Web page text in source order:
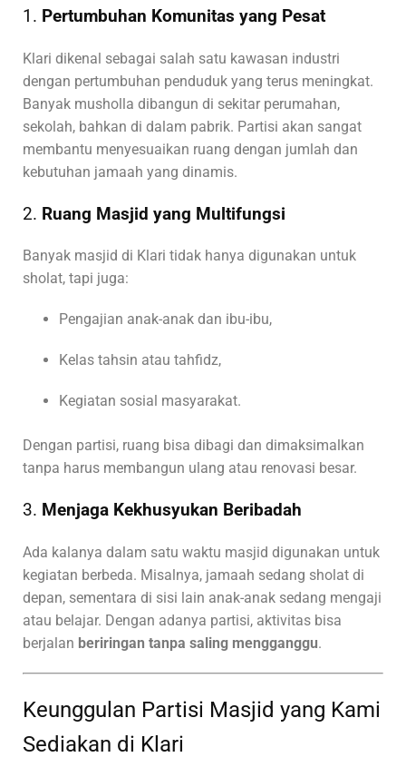
1. Pertumbuhan Komunitas yang Pesat
Klari dikenal sebagai salah satu kawasan industri
dengan pertumbuhan penduduk yang terus meningkat.
Banyak musholla dibangun di sekitar perumahan,
sekolah, bahkan di dalam pabrik. Partisi akan sangat
membantu menyesuaikan ruang dengan jumlah dan
kebutuhan jamaah yang dinamis.
2. Ruang Masjid yang Multifungsi
Banyak masjid di Klari tidak hanya digunakan untuk
sholat, tapi juga:
Pengajian anak-anak dan ibu-ibu,
Kelas tahsin atau tahfidz,
Kegiatan sosial masyarakat.
Dengan partisi, ruang bisa dibagi dan dimaksimalkan
tanpa harus membangun ulang atau renovasi besar.
3. Menjaga Kekhusyukan Beribadah
Ada kalanya dalam satu waktu masjid digunakan untuk
kegiatan berbeda. Misalnya, jamaah sedang sholat di
depan, sementara di sisi lain anak-anak sedang mengaji
atau belajar. Dengan adanya partisi, aktivitas bisa
berjalan beriringan tanpa saling mengganggu.
Keunggulan Partisi Masjid yang Kami
Sediakan di Klari